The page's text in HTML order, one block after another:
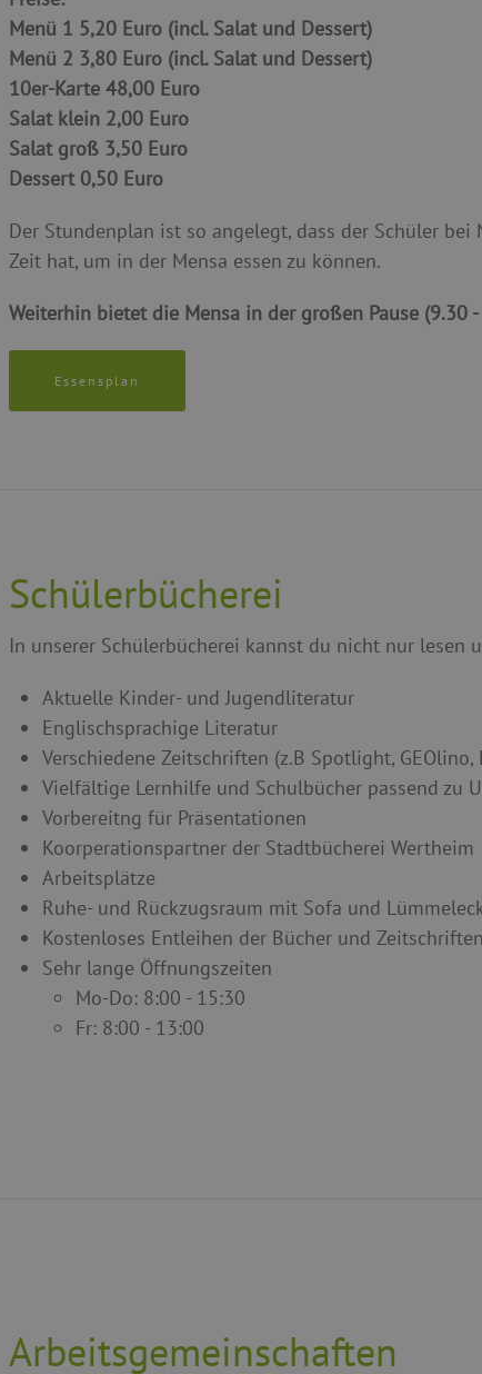
Menü 1 5,20 Euro (incl. Salat und Dessert)
Menü 2 3,80 Euro (incl. Salat und Dessert)
10er-Karte 48,00 Euro
Salat klein 2,00 Euro
Salat groß 3,50 Euro
Dessert 0,50 Euro
Der Stundenplan ist so angelegt, dass der Schüler
Zeit hat, um in der Mensa essen zu können.
Weiterhin bietet die Mensa in der großen Pause (9.30
Essensplan
Schülerbücherei
In unserer Schülerbücherei kannst du nicht nur lesen
Aktuelle Kinder- und Jugendliteratur
Englischsprachige Literatur
Verschiedene Zeitschriften (z.B Spotlight,
Vielfältige Lernhilfe und Schulbücher passend zu
Vorbereitng für Präsentationen
Koorperationspartner der Stadtbücherei Wertheim
Arbeitsplätze
Ruhe- und Rückzugsraum mit Sofa und
Kostenloses Entleihen der Bücher und Zeitschriften
Sehr lange Öffnungszeiten
Mo-Do: 8:00 - 15:30
Fr: 8:00 - 13:00
Arbeitsgemeinschaften